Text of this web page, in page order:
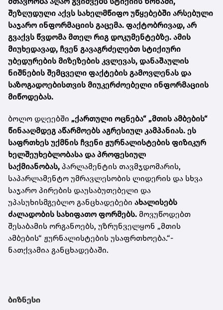
შეზღუდული აქვს სახელმწიფო უწყებებში არსებული
საჯარო ინფორმაციის გაცემა. ფაქტობრივად, არ
გვაქვს წვდომა მთელ რიგ დოკუმენტებზე. ამის
მიუხედავად, ჩვენ გავაგრძელებთ სტიქიური
უბედურების მიზეზების კვლევას, დანაშაულის
ნიშნების შემცველი ფაქტების გამოვლენას და
საზოგადოებისთვის მიუკერძოებელი ინფორმაციის
მიწოდებას.
ბოლო დღეებში „ქართული ოცნება“ „მთის ამბების“
წინააღმდეგ აწარმოებს აგრესიულ კამპანიას. ეს
საფრთხეს უქმნის ჩვენი ჟურნალისტების ფიზიკურ
ხელშეუხებლობასა და პროფესიულ
საქმიანობას, პარლამენტის თავმჯდომარის,
საპარლამენტო უმრავლესობის ლიდერის და სხვა
საჯარო პირების დაუსაბუთებელი და
უპასუხისმგებლო განცხადებები ახალისებს
ძალადობის სახიფათო ფორმებს. მოვუწოდებთ
შესაბამის ორგანოებს, უზრუნველყონ „მთის
ამბების“ ჟურნალისტების უსაფრთხოება.“-
ნათქვამია განცხადებაში.
ბიზნესი